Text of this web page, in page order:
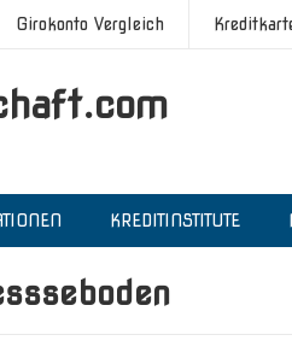
Girokonto Vergleich
KREDITINSTITUTE